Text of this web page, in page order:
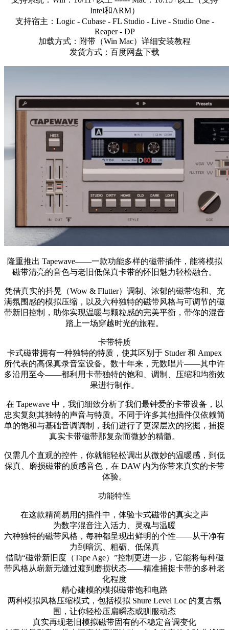
Intel和ARM）
支持宿主：Logic - Cubase - FL Studio - Live - Studio One -
Reaper - DP
加载方式：附带（Win Mac）详细安装教程
发货方式：百度网盘下载
隆重推出 Tapewave——一款功能多样的磁带插件，能将模拟
磁带清亮的音色与老旧低保真卡带的怀旧魅力轻松融合。
凭借真实的抖晃（Wow & Flutter）调制、浓郁的磁带饱和、充
满氛围感的模拟压缩，以及六种独特的磁带风格与可调节的磁
带新旧控制，助你实现温暖与颗粒感的完美平衡，带你的混音
踏上一场穿越时光的旅程。
卡带特质
卡式磁带拥有一种独特的特质，使其区别于 Studer 和 Ampex
所代表的高保真录音室设备。数十年来，无数唱片——其中许
多沿用至今——都利用卡带独特的饱和、调制、压缩和均衡效
果进行制作。
在 Tapewave 中，我们细致分析了我们最钟爱的卡带设备，以
忠实复刻其独特的声音与特质。不同于许多其他插件仅依赖简
单的饱和与基础音调调制，我们进行了更深层次的挖掘，捕捉
真实卡带磁带那复杂而微妙的精髓。
仅需几个直观的控件，你就能轻松调出从微妙的温暖感，到低
保真、磨损磁带的质感音色，在 DAW 内为你带来真实的卡带
体验。
功能特性
在这款精简易用的插件中，体验卡式磁带的真实之声
为数字混音注入活力、灵魂与温暖
六种独特的磁带风格，每种都呈现出鲜明的个性——从干净有
力到暗沉、粗砺、低保真
借助“磁带新旧度（Tape Age）”控制更进一步，它能将每种磁
带风格从崭新无缝过渡到磨损状态——精准捕捉卡带的多种老
化程度
精心建模的模拟磁带饱和电路
两种模拟风格压缩模式，包括模拟 Shure Level Loc 的复古氛
围，让你轻松压扁瞬态或驯服动态
真实再现老旧模拟磁带固有的不稳定音调变化